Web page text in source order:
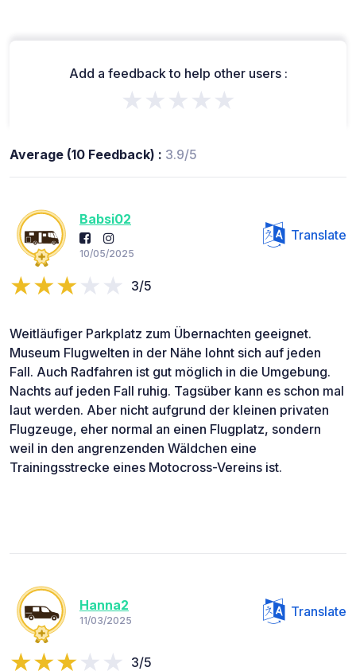
Add a feedback to help other users :
★★★★★
Average (10 Feedback) : 3.9/5
Babsi02
10/05/2025
Translate
3/5
Weitläufiger Parkplatz zum Übernachten geeignet.
Museum Flugwelten in der Nähe lohnt sich auf jeden
Fall. Auch Radfahren ist gut möglich in die Umgebung.
Nachts auf jeden Fall ruhig. Tagsüber kann es schon mal
laut werden. Aber nicht aufgrund der kleinen privaten
Flugzeuge, eher normal an einen Flugplatz, sondern
weil in den angrenzenden Wäldchen eine
Trainingsstrecke eines Motocross-Vereins ist.
Hanna2
11/03/2025
Translate
3/5